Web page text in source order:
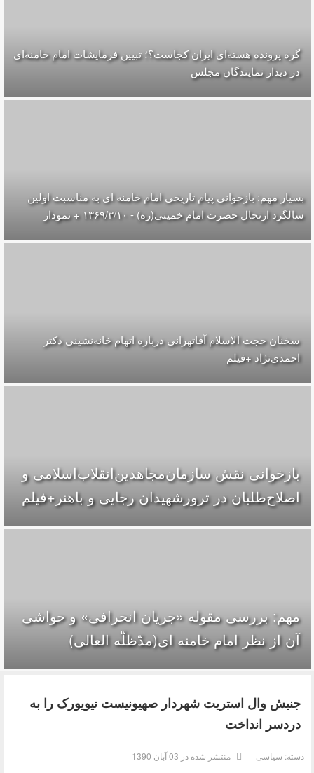
گره پرونده‌ هسته‌ای ایران کجاست؟؛ تبیین فرمایشات امام خامنه‌ای
در دیدار نمایندگان مجلس
بسیار مهم: بازخوانی پیام تاریخی امام خامنه ای به مناسبت اولین
سالگرد ارتحال حضرت امام خمینی(ره) - ۱۳۶۹/۳/۱۰ + نمودار
سخنان حجت الاسلام آقاتهرانی درباره اتهام خانه‌نشینی دکتر
احمدی‌نژاد +فیلم
بازخوانی نقش سازمان‌مجاهدین‌انقلاب‌اسلامی و
اصلاح‌طلبان در ترورشهیدان رجایی و باهنر+فیلم
مهم: بررسی مقوله «جریان انحرافی» و حواشی
آن از نظر امام خامنه ای(مدّظلّه العالی)
جنبش وال استریت شهردار صهیونیست نیویورک را به
دردسر انداخت
دسته: سیاسی منتشر شده در 03 آبان 1390